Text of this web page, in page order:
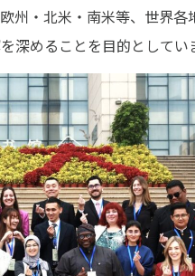
州・北米・南米等、世界
深めることを目的としてい